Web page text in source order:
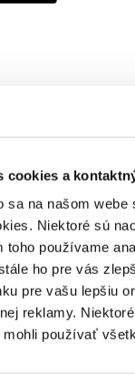
cookies a
sa na našom
Niektoré sú
toho používame
ho pre vás
pre vašu lepšiu
reklamy.
mohli používať